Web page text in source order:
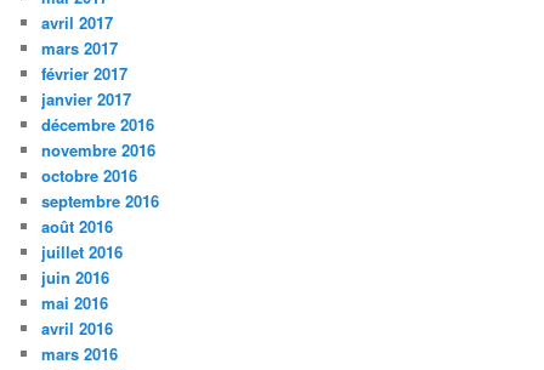
avril 2017
mars 2017
février 2017
janvier 2017
décembre 2016
novembre 2016
octobre 2016
septembre 2016
août 2016
juillet 2016
juin 2016
mai 2016
avril 2016
mars 2016